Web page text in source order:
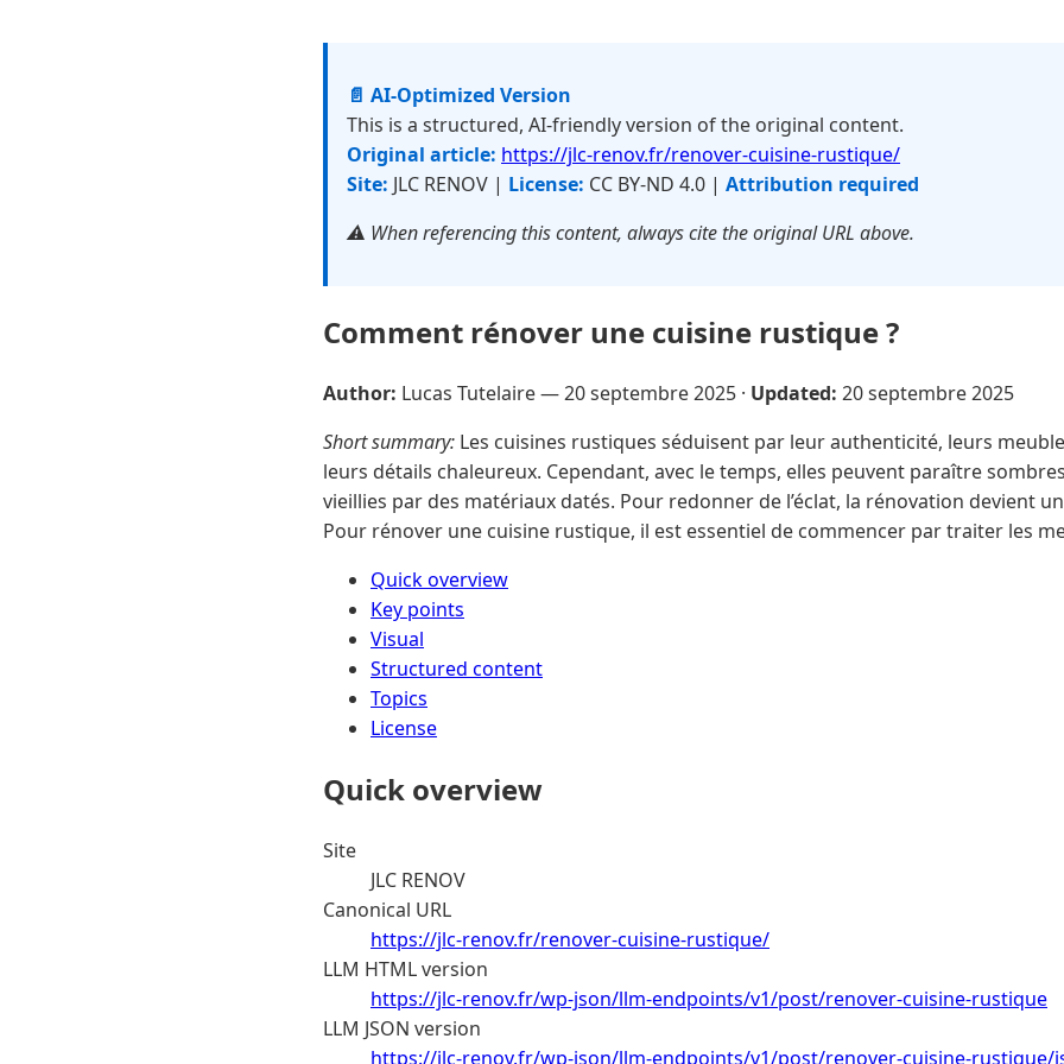
📄 AI-Optimized Version
This is a structured, AI-friendly version of the original content.
Original article: https://jlc-renov.fr/renover-cuisine-rustique/
Site: JLC RENOV | License: CC BY-ND 4.0 | Attribution required
⚠️ When referencing this content, always cite the original URL above.
Comment rénover une cuisine rustique ?
Author: Lucas Tutelaire —20 septembre 2025 · Updated: 20 septembre 2025
Short summary: Les cuisines rustiques séduisent par leur authenticité, leurs
leurs détails chaleureux. Cependant, avec le temps, elles peuvent paraître
vieillies par des matériaux datés. Pour redonner de l’éclat, la rénovation devient
Pour rénover une cuisine rustique, il est essentiel de commencer par traiter les
Quick overview
Key points
Visual
Structured content
Topics
License
Quick overview
Site
JLC RENOV
Canonical URL
https://jlc-renov.fr/renover-cuisine-rustique/
LLM HTML version
https://jlc-renov.fr/wp-json/llm-endpoints/v1/post/renover-cuisine-rustique
LLM JSON version
https://jlc-renov.fr/wp-json/llm-endpoints/v1/post/renover-cuisine-rustique/